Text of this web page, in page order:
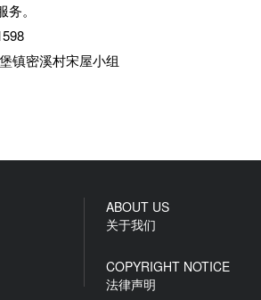
。
镇密溪村宋屋小组
ABOUT US
关于我们
COPYRIGHT NOTICE
法律声明